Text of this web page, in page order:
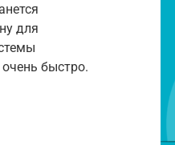
для
быстро.